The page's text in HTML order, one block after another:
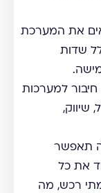
את המערכת
שדות
חיבור למערכות
שיווק,
תאפשר
את כל
רכש, מה